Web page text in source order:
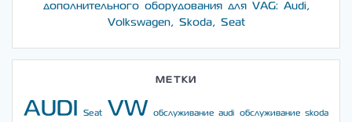
дополнительного оборудования для VAG: Audi,
Volkswagen, Skoda, Seat
МЕТКИ
AUDI Seat VW обслуживание audi
обслуживание skoda